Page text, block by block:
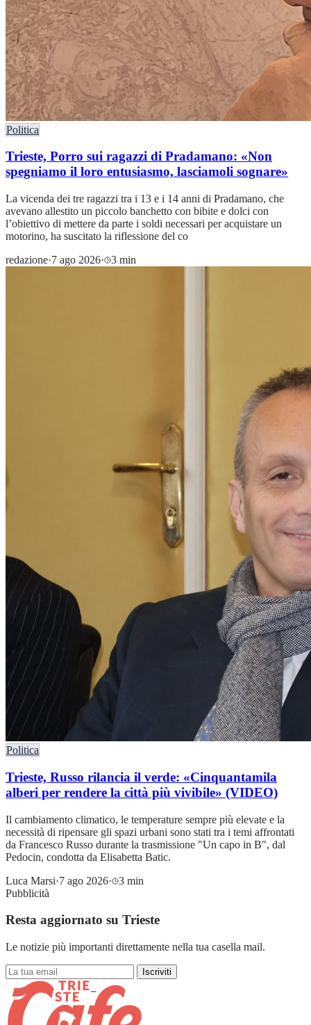
Politica
Trieste, Porro sui ragazzi di Pradamano: «Non
spegniamo il loro entusiasmo, lasciamoli sognare»
La vicenda dei tre ragazzi tra i 13 e i 14 anni di Pradamano, che
avevano allestito un piccolo banchetto con bibite e dolci con
l’obiettivo di mettere da parte i soldi necessari per acquistare un
motorino, ha suscitato la riflessione del co
redazione·7 ago 2026· 3 min
Politica
Trieste, Russo rilancia il verde: «Cinquantamila
alberi per rendere la città più vivibile» (VIDEO)
Il cambiamento climatico, le temperature sempre più elevate e la
necessità di ripensare gli spazi urbani sono stati tra i temi affrontati
da Francesco Russo durante la trasmissione "Un capo in B", dal
Pedocin, condotta da Elisabetta Batic.
Luca Marsi·7 ago 2026·
3 min
Pubblicità
Resta aggiornato su Trieste
Le notizie più importanti direttamente nella tua casella mail.
Iscriviti